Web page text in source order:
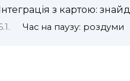
з картою:
Час на паузу: роздуми